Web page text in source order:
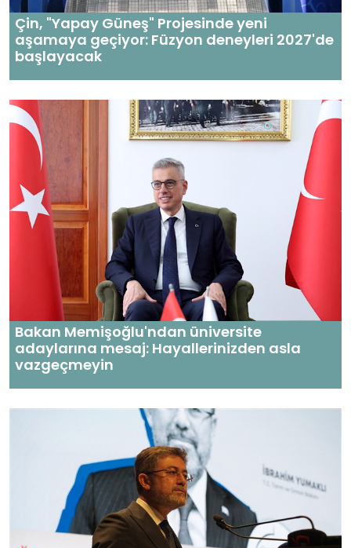
Çin, "Yapay Güneş" Projesinde yeni
aşamaya geçiyor: Füzyon deneyleri 2027'de
başlayacak
Bakan Memişoğlu'ndan üniversite
adaylarına mesaj: Hayallerinizden asla
vazgeçmeyin